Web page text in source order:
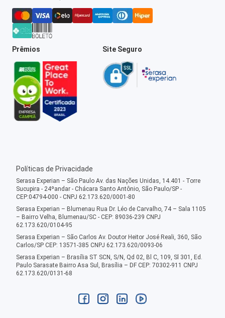
Prêmios Site Seguro
Políticas de Privacidade
Serasa Experian – São Paulo Av. das Nações Unidas, 14.401 - Torre
Sucupira - 24ºandar - Chácara Santo Antônio, São Paulo/SP -
CEP:04794-000 - CNPJ 62.173.620/0001-80
Serasa Experian – Blumenau Rua Dr. Léo de Carvalho, 74 – Sala 1105
– Bairro Velha, Blumenau/SC - CEP: 89036-239 CNPJ
62.173.620/0104-95
Serasa Experian – São Carlos Av. Doutor Heitor José Reali, 360, São
Carlos/SP CEP: 13571-385 CNPJ 62.173.620/0093-06
Serasa Experian – Brasília ST SCN, S/N, Qd 02, Bl C, 109, Sl 301, Ed.
Paulo Sarasate Bairro Asa Sul, Brasília – DF CEP: 70302-911 CNPJ
62.173.620/0131-68